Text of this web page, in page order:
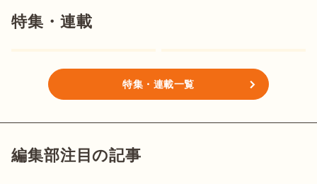
特集・連載
特集・連載一覧
編集部注目の記事